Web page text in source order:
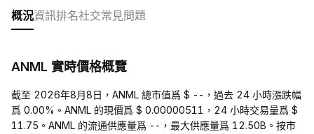
概況資訊排名社交常見問題
ANML 實時價格概覽
截至 2026年8月8日，ANML 總市值爲 $ --，過去 24 小時漲跌幅
爲 0.00%。ANML 的現價爲 $ 0.00000511，24 小時交易量爲 $
11.75。ANML 的流通供應量爲 --，最大供應量爲 12.50B。按市